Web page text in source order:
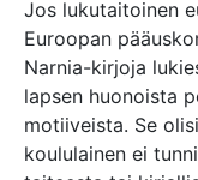
Jos lukutaitoinen
Euroopan
Narnia-kirjoja
lapsen huonoista
motiiveista. Se
koululainen ei